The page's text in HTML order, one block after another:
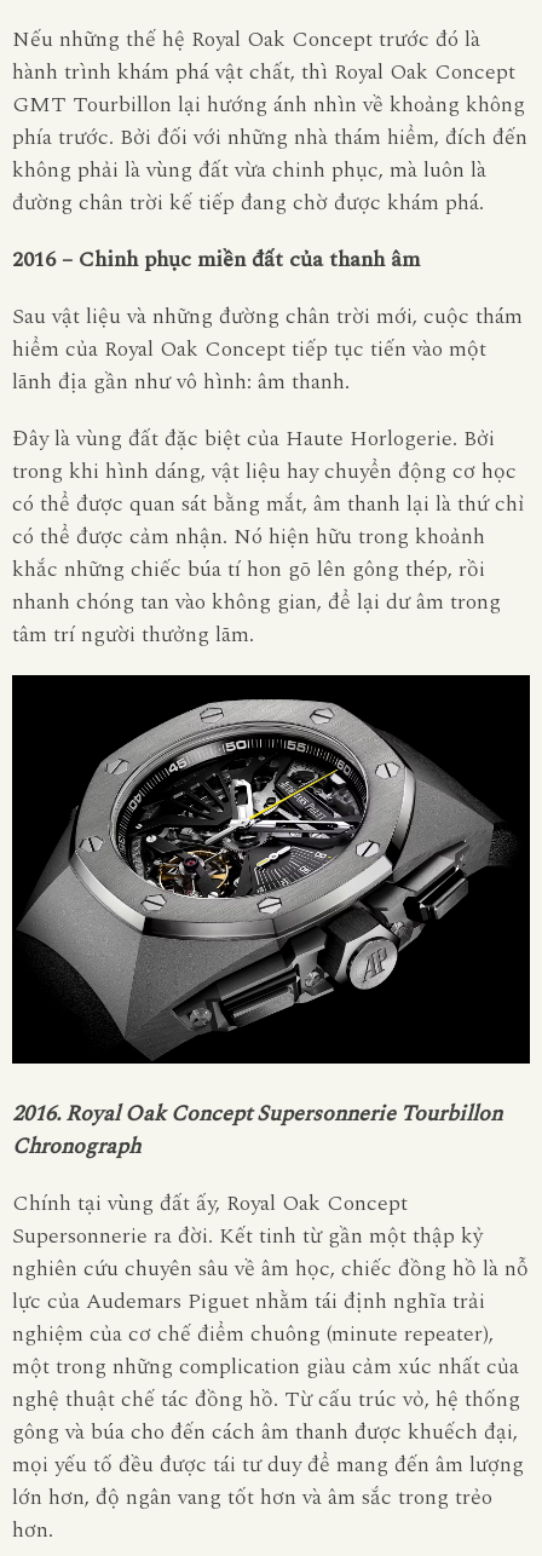
Nếu những thế hệ Royal Oak Concept trước đó là
hành trình khám phá vật chất, thì Royal Oak Concept
GMT Tourbillon lại hướng ánh nhìn về khoảng không
phía trước. Bởi đối với những nhà thám hiểm, đích đến
không phải là vùng đất vừa chinh phục, mà luôn là
đường chân trời kế tiếp đang chờ được khám phá.
2016 – Chinh phục miền đất của thanh âm
Sau vật liệu và những đường chân trời mới, cuộc thám
hiểm của Royal Oak Concept tiếp tục tiến vào một
lãnh địa gần như vô hình: âm thanh.
Đây là vùng đất đặc biệt của Haute Horlogerie. Bởi
trong khi hình dáng, vật liệu hay chuyển động cơ học
có thể được quan sát bằng mắt, âm thanh lại là thứ chỉ
có thể được cảm nhận. Nó hiện hữu trong khoảnh
khắc những chiếc búa tí hon gõ lên gông thép, rồi
nhanh chóng tan vào không gian, để lại dư âm trong
tâm trí người thưởng lãm.
2016. Royal Oak Concept Supersonnerie Tourbillon
Chronograph
Chính tại vùng đất ấy, Royal Oak Concept
Supersonnerie ra đời. Kết tinh từ gần một thập kỷ
nghiên cứu chuyên sâu về âm học, chiếc đồng hồ là nỗ
lực của Audemars Piguet nhằm tái định nghĩa trải
nghiệm của cơ chế điểm chuông (minute repeater),
một trong những complication giàu cảm xúc nhất của
nghệ thuật chế tác đồng hồ. Từ cấu trúc vỏ, hệ thống
gông và búa cho đến cách âm thanh được khuếch đại,
mọi yếu tố đều được tái tư duy để mang đến âm lượng
lớn hơn, độ ngân vang tốt hơn và âm sắc trong trẻo
hơn.